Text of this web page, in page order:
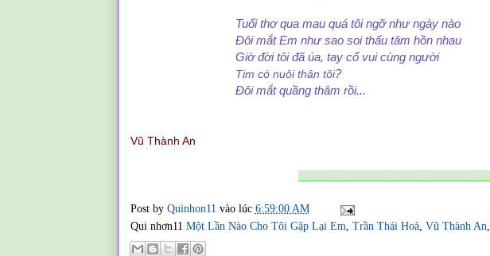
Tuổi thơ qua mau quá tôi ngỡ như ngày nào
Đôi mắt Em như sao soi thấu tâm hồn nhau
Giờ đời tôi đã úa, tay cố vui cùng người
Tim có nuôi thân tôi?
Đôi mắt quầng thâm rồi...
Vũ Thành An
Post by Quinhon11 vào lúc 6:59:00 AM
Qui nhơn11 Một Lần Nào Cho Tôi Gặp Lại Em, Trần Thái Hoà, Vũ Thành An,